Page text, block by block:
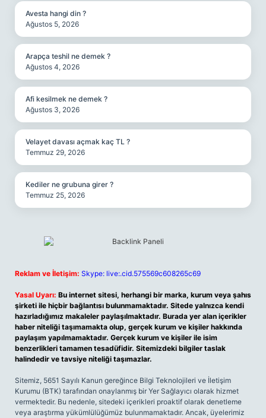
Avesta hangi din ?
Ağustos 5, 2026
Arapça teshil ne demek ?
Ağustos 4, 2026
Afi kesilmek ne demek ?
Ağustos 3, 2026
Velayet davası açmak kaç TL ?
Temmuz 29, 2026
Kediler ne grubuna girer ?
Temmuz 25, 2026
Reklam ve İletişim: Skype: live:.cid.575569c608265c69
Yasal Uyarı: Bu internet sitesi, herhangi bir marka, kurum veya şahıs
şirketi ile hiçbir bağlantısı bulunmamaktadır. Sitede yalnızca kendi
hazırladığımız makaleler paylaşılmaktadır. Burada yer alan içerikler
haber niteliği taşımamakta olup, gerçek kurum ve kişiler hakkında
paylaşım yapılmamaktadır. Gerçek kurum ve kişiler ile isim
benzerlikleri tamamen tesadüfidir. Sitemizdeki bilgiler taslak
halindedir ve tavsiye niteliği taşımazlar.
Sitemiz, 5651 Sayılı Kanun gereğince Bilgi Teknolojileri ve İletişim
Kurumu (BTK) tarafından onaylanmış bir Yer Sağlayıcı olarak hizmet
vermektedir. Bu nedenle, sitedeki içerikleri proaktif olarak denetleme
veya araştırma yükümlülüğümüz bulunmamaktadır. Ancak, üyelerimiz